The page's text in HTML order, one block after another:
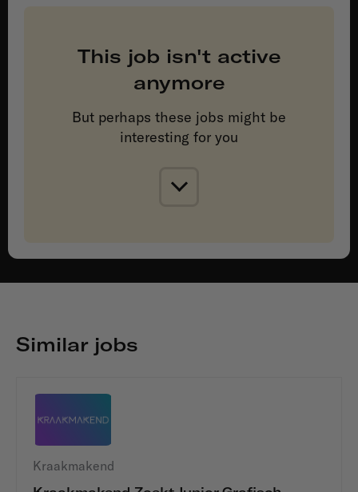
This job isn't active
anymore
But perhaps these jobs might be
interesting for you
Similar jobs
Kraakmakend